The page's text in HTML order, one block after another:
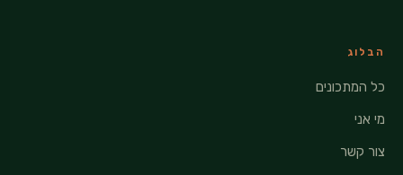
הבלוג
כל המתכונים
מי אני
צור קשר